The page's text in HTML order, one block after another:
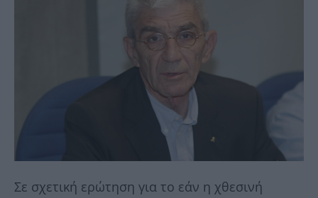
Σε σχετική ερώτηση για το εάν η χθεσινή